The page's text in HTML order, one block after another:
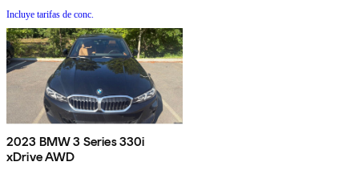
Incluye tarifas de conc.
2023 BMW 3 Series 330i
xDrive AWD